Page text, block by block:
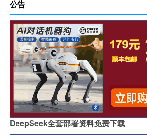
公告
DeepSeek全套部署资料免费下载